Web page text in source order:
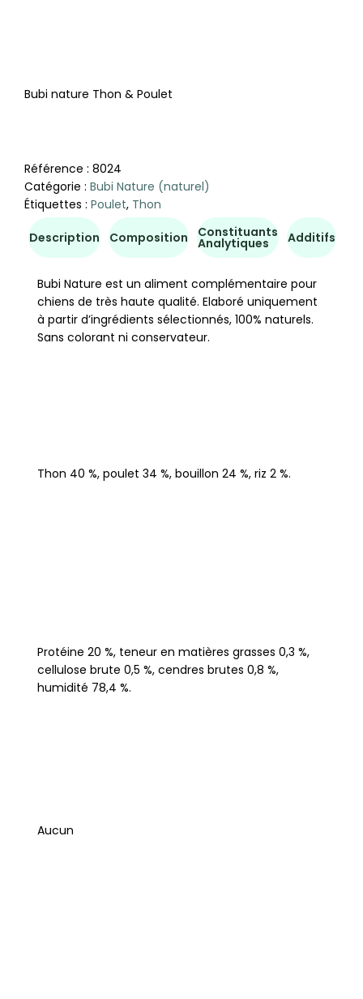
Bubi nature Thon & Poulet
Référence : 8024
Catégorie : Bubi Nature (naturel)
Étiquettes : Poulet, Thon
Description Composition Constituants
Analytiques Additifs
Bubi Nature est un aliment complémentaire pour
chiens de très haute qualité. Elaboré uniquement
à partir d’ingrédients sélectionnés, 100% naturels.
Sans colorant ni conservateur.
Thon 40 %, poulet 34 %, bouillon 24 %, riz 2 %.
Protéine 20 %, teneur en matières grasses 0,3 %,
cellulose brute 0,5 %, cendres brutes 0,8 %,
humidité 78,4 %.
Aucun